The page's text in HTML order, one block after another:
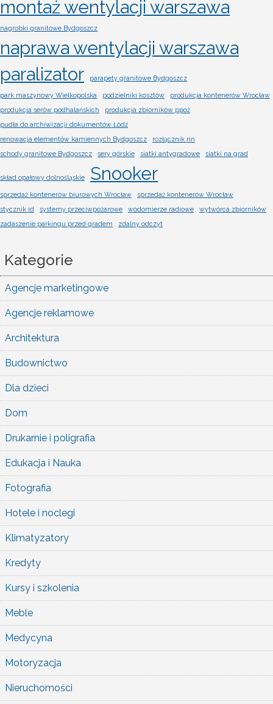
montaż wentylacji warszawa
nagrobki granitowe Bydgoszcz
naprawa wentylacji warszawa
paralizator
parapety granitowe Bydgoszcz
park maszynowy Wielkopolska podzielniki kosztów
produkcja kontenerów Wrocław
produkcja serów podhalańskich
produkcja zbiorników ppoż
pudła do archiwizacji dokumentów Łódź
renowacja elementów kamiennych Bydgoszcz
rozłącznik rin
schody granitowe Bydgoszcz
sery górskie siatki antygradowe siatki na grad
skład opałowy dolnośląskie Snooker
sprzedaż kontenerów biurowych Wrocław
sprzedaż kontenerów Wrocław
stycznik id
systemy przeciwpożarowe wodomierze radiowe
wytwórca zbiorników
zadaszenie parkingu przed gradem
zdalny odczyt
Kategorie
Agencje marketingowe
Agencje reklamowe
Architektura
Budownictwo
Dla dzieci
Dom
Drukarnie i poligrafia
Edukacja i Nauka
Fotografia
Hotele i noclegi
Klimatyzatory
Kredyty
Kursy i szkolenia
Meble
Medycyna
Motoryzacja
Nieruchomości